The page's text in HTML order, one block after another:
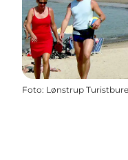
Foto: Lønstrup